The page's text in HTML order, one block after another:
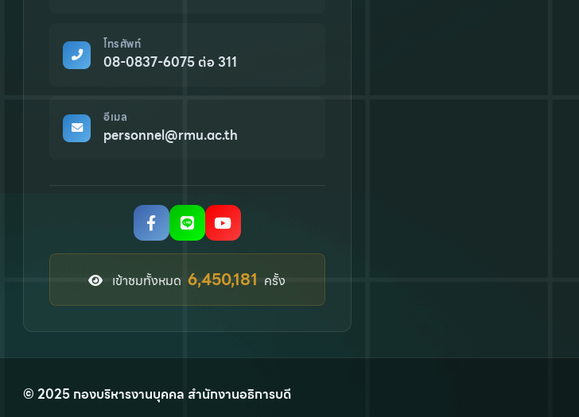
โทรศัพท์
08-0837-6075 ต่อ 311
อีเมล
personnel@rmu.ac.th
เข้าชมทั้งหมด 8,154,002 ครั้ง
© 2025 กองบริหารงานบุคคล สำนักงานอธิการบดี